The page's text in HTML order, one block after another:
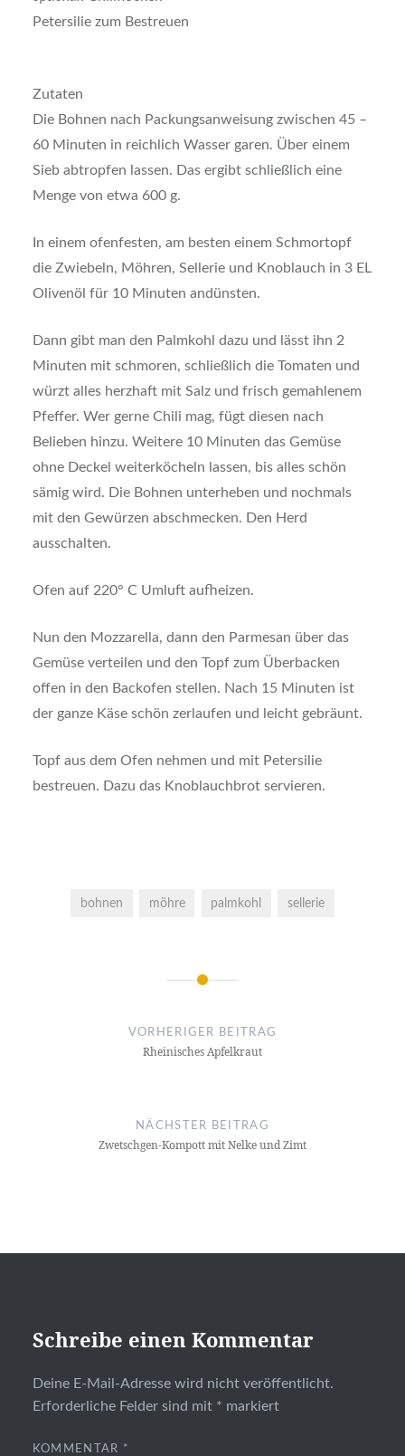
Petersilie zum Bestreuen
Zutaten
Die Bohnen nach Packungsanweisung zwischen 45 –
60 Minuten in reichlich Wasser garen. Über einem
Sieb abtropfen lassen. Das ergibt schließlich eine
Menge von etwa 600 g.
In einem ofenfesten, am besten einem Schmortopf
die Zwiebeln, Möhren, Sellerie und Knoblauch in 3 EL
Olivenöl für 10 Minuten andünsten.
Dann gibt man den Palmkohl dazu und lässt ihn 2
Minuten mit schmoren, schließlich die Tomaten und
würzt alles herzhaft mit Salz und frisch gemahlenem
Pfeffer. Wer gerne Chili mag, fügt diesen nach
Belieben hinzu. Weitere 10 Minuten das Gemüse
ohne Deckel weiterköcheln lassen, bis alles schön
sämig wird. Die Bohnen unterheben und nochmals
mit den Gewürzen abschmecken. Den Herd
ausschalten.
Ofen auf 220° C Umluft aufheizen.
Nun den Mozzarella, dann den Parmesan über das
Gemüse verteilen und den Topf zum Überbacken
offen in den Backofen stellen. Nach 15 Minuten ist
der ganze Käse schön zerlaufen und leicht gebräunt.
Topf aus dem Ofen nehmen und mit Petersilie
bestreuen. Dazu das Knoblauchbrot servieren.
bohnen möhre palmkohl sellerie
Beitragsnavigation
VORHERIGER BEITRAG
Rheinisches Apfelkraut
NÄCHSTER BEITRAG
Zwetschgen-Kompott mit Nelke und Zimt
Schreibe einen Kommentar
Deine E-Mail-Adresse wird nicht veröffentlicht.
Erforderliche Felder sind mit * markiert
KOMMENTAR *